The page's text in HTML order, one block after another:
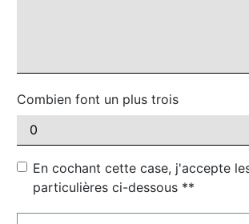
Combien font un plus trois
En cochant cette case, j'accepte
particulières ci-dessous **